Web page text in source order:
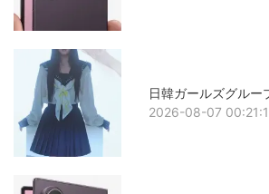
日韓ガールズグルー
2026-08-07